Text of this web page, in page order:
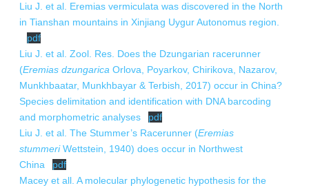
Liu J. et al. Eremias vermiculata was discovered in the North
in Tianshan mountains in Xinjiang Uygur Autonomus region.
pdf
Liu J. et al. Zool. Res. Does the Dzungarian racerunner
(Eremias dzungarica Orlova, Poyarkov, Chirikova, Nazarov,
Munkhbaatar, Munkhbayar & Terbish, 2017) occur in China?
Species delimitation and identification with DNA barcoding
and morphometric analyses
pdf
Liu J. et al. The Stummer’s Racerunner (Eremias
stummeriWettstein, 1940) does occur in Northwest
China
pdf
Macey et all. A molecular phylogenetic hypothesis for the